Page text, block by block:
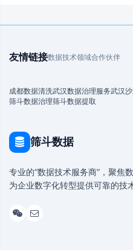
友情链接数据技术领域合作伙伴
成都数据清洗武汉数据治理服务武汉
筛斗数据治理筛斗数据提取
筛斗数据
专业的“数据技术服务商”，聚焦
为企业数字化转型提供可靠的技